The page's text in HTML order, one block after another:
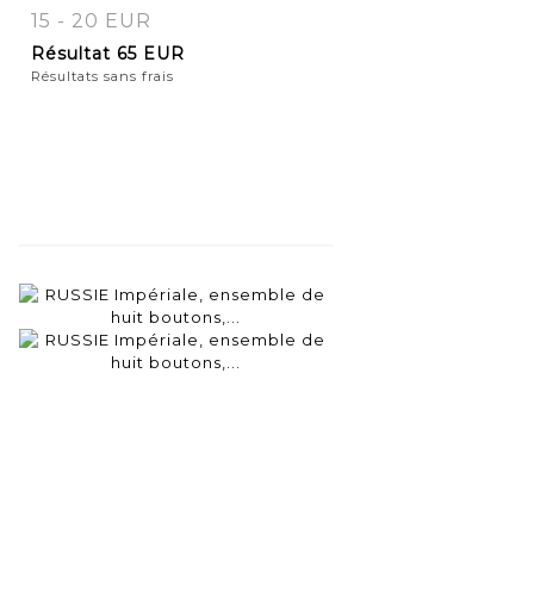
15 - 20 EUR
Résultat 65 EUR
Résultats sans frais